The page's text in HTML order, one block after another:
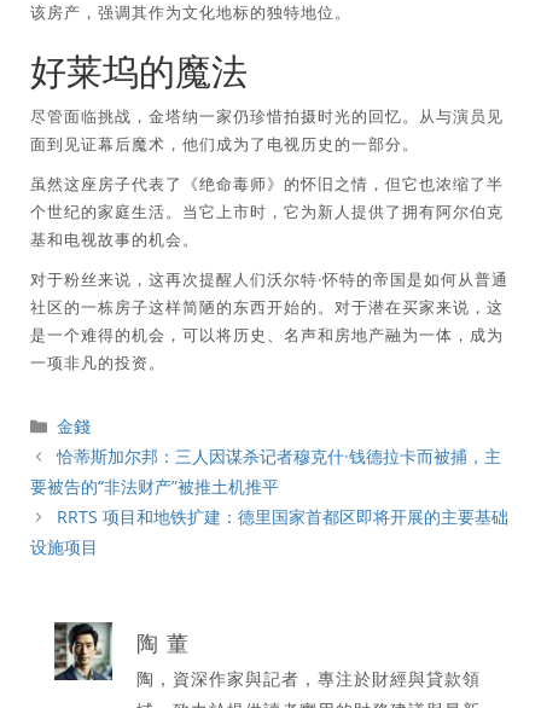
该房产，强调其作为文化地标的独特地位。
好莱坞的魔法
尽管面临挑战，金塔纳一家仍珍惜拍摄时光的回忆。从与演员见
面到见证幕后魔术，他们成为了电视历史的一部分。
虽然这座房子代表了《绝命毒师》的怀旧之情，但它也浓缩了半
个世纪的家庭生活。当它上市时，它为新人提供了拥有阿尔伯克
基和电视故事的机会。
对于粉丝来说，这再次提醒人们沃尔特·怀特的帝国是如何从普通
社区的一栋房子这样简陋的东西开始的。对于潜在买家来说，这
是一个难得的机会，可以将历史、名声和房地产融为一体，成为
一项非凡的投资。
分
類
金錢
恰蒂斯加尔邦：三人因谋杀记者穆克什·钱德拉卡而被捕，主
要被告的“非法财产”被推土机推平
RRTS 项目和地铁扩建：德里国家首都区即将开展的主要基础
设施项目
陶 董
陶，資深作家與記者，專注於財經與貸款領